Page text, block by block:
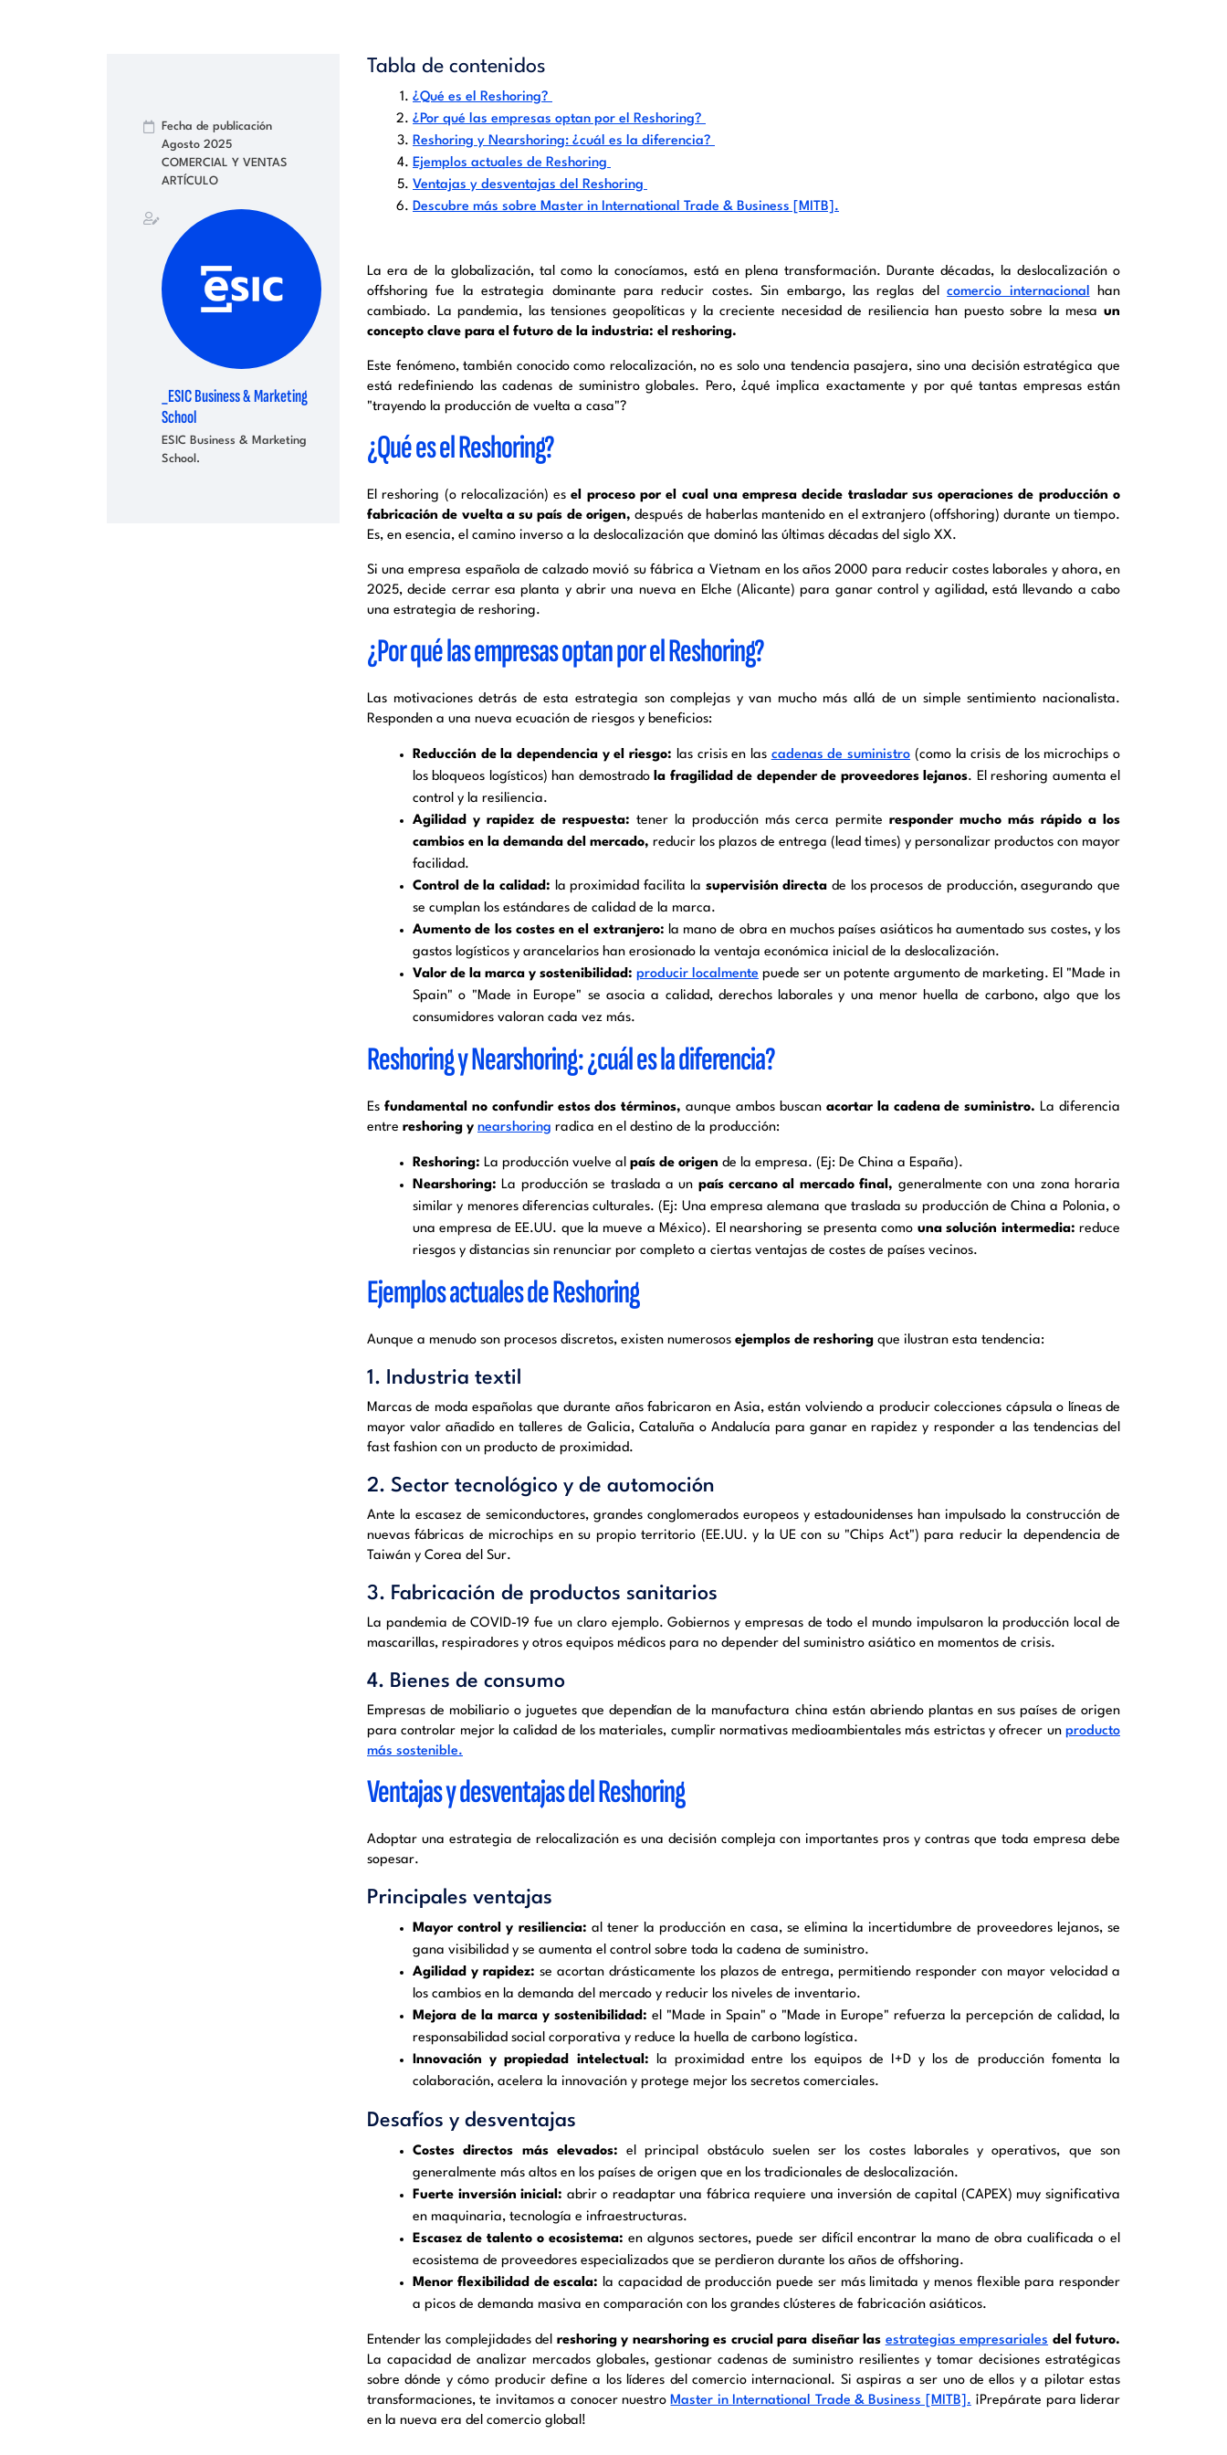
Fecha de publicación
Agosto 2025
COMERCIAL Y VENTAS
ARTÍCULO
_ESIC Business & Marketing
School
ESIC Business & Marketing
School.
Tabla de contenidos
¿Qué es el Reshoring?
¿Por qué las empresas optan por el Reshoring?
Reshoring y Nearshoring: ¿cuál es la diferencia?
Ejemplos actuales de Reshoring
Ventajas y desventajas del Reshoring
Descubre más sobre Master in International Trade & Business [MITB].
La era de la globalización, tal como la conocíamos, está en plena transformación. Durante décadas, la deslocalización o
offshoring fue la estrategia dominante para reducir costes. Sin embargo, las reglas delcomercio internacional
han
cambiado. La pandemia, las tensiones geopolíticas y la creciente necesidad de resiliencia han puesto sobre la mesa un
concepto clave para el futuro de la industria: el reshoring.
Este fenómeno, también conocido como relocalización, no es solo una tendencia pasajera, sino una decisión estratégica que
está redefiniendo las cadenas de suministro globales. Pero, ¿qué implica exactamente y por qué tantas empresas están
"trayendo la producción de vuelta a casa"?
¿Qué es el Reshoring?
El reshoring (o relocalización) esel proceso por el cual una empresa decide trasladar sus operaciones de producción o
fabricación de vuelta a su país de origen,después de haberlas mantenido en el extranjero (offshoring) durante un tiempo.
Es, en esencia, el camino inverso a la deslocalización que dominó las últimas décadas del siglo XX.
Si una empresa española de calzado movió su fábrica a Vietnam en los años 2000 para reducir costes laborales y ahora, en
2025, decide cerrar esa planta y abrir una nueva en Elche (Alicante) para ganar control y agilidad, está llevando a cabo
una estrategia de reshoring.
¿Por qué las empresas optan por el Reshoring?
Las motivaciones detrás de esta estrategia son complejas y van mucho más allá de un simple sentimiento nacionalista.
Responden a una nueva ecuación de riesgos y beneficios:
Reducción de la dependencia y el riesgo: las crisis en las cadenas de suministro (como la crisis de los microchips o
los bloqueos logísticos) han demostrado la fragilidad de depender de proveedores lejanos. El reshoring aumenta el
control y la resiliencia.
Agilidad y rapidez de respuesta: tener la producción más cerca permiteresponder mucho más rápido a los
cambios en la demanda del mercado, reducir los plazos de entrega (lead times) y personalizar productos con mayor
facilidad.
Control de la calidad: la proximidad facilita la supervisión directa de los procesos de producción, asegurando que
se cumplan los estándares de calidad de la marca.
Aumento de los costes en el extranjero: la mano de obra en muchos países asiáticos ha aumentado sus costes, y los
gastos logísticos y arancelarios han erosionado la ventaja económica inicial de la deslocalización.
Valor de la marca y sostenibilidad: producir localmente puede ser un potente argumento de marketing. El "Made in
Spain" o "Made in Europe" se asocia a calidad, derechos laborales y una menor huella de carbono, algo que los
consumidores valoran cada vez más.
Reshoring y Nearshoring: ¿cuál es la diferencia?
Es fundamental no confundir estos dos términos, aunque ambos buscan acortar la cadena de suministro. La diferencia
entre reshoring y nearshoring radica en el destino de la producción:
Reshoring: La producción vuelve al país de origen de la empresa. (Ej: De China a España).
Nearshoring: La producción se traslada a un país cercano al mercado final, generalmente con una zona horaria
similar y menores diferencias culturales. (Ej: Una empresa alemana que traslada su producción de China a Polonia, o
una empresa de EE.UU. que la mueve a México). El nearshoring se presenta como una solución intermedia: reduce
riesgos y distancias sin renunciar por completo a ciertas ventajas de costes de países vecinos.
Ejemplos actuales de Reshoring
Aunque a menudo son procesos discretos, existen numerosos ejemplos de reshoring que ilustran esta tendencia:
1. Industria textil
Marcas de moda españolas que durante años fabricaron en Asia, están volviendo a producir colecciones cápsula o líneas de
mayor valor añadido en talleres de Galicia, Cataluña o Andalucía para ganar en rapidez y responder a las tendencias del
fast fashion con un producto de proximidad.
2. Sector tecnológico y de automoción
Ante la escasez de semiconductores, grandes conglomerados europeos y estadounidenses han impulsado la construcción de
nuevas fábricas de microchips en su propio territorio (EE.UU. y la UE con su "Chips Act") para reducir la dependencia de
Taiwán y Corea del Sur.
3. Fabricación de productos sanitarios
La pandemia de COVID-19 fue un claro ejemplo. Gobiernos y empresas de todo el mundo impulsaron la producción local de
mascarillas, respiradores y otros equipos médicos para no depender del suministro asiático en momentos de crisis.
4. Bienes de consumo
Empresas de mobiliario o juguetes que dependían de la manufactura china están abriendo plantas en sus países de origen
para controlar mejor la calidad de los materiales, cumplir normativas medioambientales más estrictas y ofrecer un producto
más sostenible.
Ventajas y desventajas del Reshoring
Adoptar una estrategia de relocalización es una decisión compleja con importantes pros y contras que toda empresa debe
sopesar.
Principales ventajas
Mayor control y resiliencia: al tener la producción en casa, se elimina la incertidumbre de proveedores lejanos, se
gana visibilidad y se aumenta el control sobre toda la cadena de suministro.
Agilidad y rapidez: se acortan drásticamente los plazos de entrega, permitiendo responder con mayor velocidad a
los cambios en la demanda del mercado y reducir los niveles de inventario.
Mejora de la marca y sostenibilidad: el "Made in Spain" o "Made in Europe" refuerza la percepción de calidad, la
responsabilidad social corporativa y reduce la huella de carbono logística.
Innovación y propiedad intelectual: la proximidad entre los equipos de I+D y los de producción fomenta la
colaboración, acelera la innovación y protege mejor los secretos comerciales.
Desafíos y desventajas
Costes directos más elevados: el principal obstáculo suelen ser los costes laborales y operativos, que son
generalmente más altos en los países de origen que en los tradicionales de deslocalización.
Fuerte inversión inicial: abrir o readaptar una fábrica requiere una inversión de capital (CAPEX) muy significativa
en maquinaria, tecnología e infraestructuras.
Escasez de talento o ecosistema: en algunos sectores, puede ser difícil encontrar la mano de obra cualificada o el
ecosistema de proveedores especializados que se perdieron durante los años de offshoring.
Menor flexibilidad de escala: la capacidad de producción puede ser más limitada y menos flexible para responder
a picos de demanda masiva en comparación con los grandes clústeres de fabricación asiáticos.
Entender las complejidades del reshoring y nearshoring es crucial para diseñar las estrategias empresariales del futuro.
La capacidad de analizar mercados globales, gestionar cadenas de suministro resilientes y tomar decisiones estratégicas
sobre dónde y cómo producir define a los líderes del comercio internacional. Si aspiras a ser uno de ellos y a pilotar estas
transformaciones, te invitamos a conocer nuestro Master in International Trade & Business [MITB]. ¡Prepárate para liderar
en la nueva era del comercio global!